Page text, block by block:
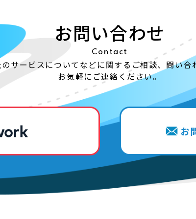
お問い合わせ
Contact
サービスについてなどに関する ご相談、問い合
お気軽にご連絡ください。
お